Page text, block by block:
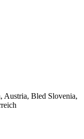
Austria, Bled Slovenia,